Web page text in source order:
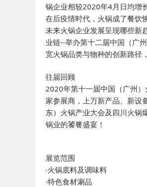
锅企业相较2020年4月日均增
在后疫情时代，火锅成了餐饮
未来火锅企业发展呈现哪些新
业链--举办第十二届中国（广
宽火锅品类与物种的创新路径
往届回顾
2020年第十一届中国（广州
家参展商，上万新产品、新设
东）火锅产业大会及四川火锅
锅业的饕餮盛宴！
展览范围
·火锅底料及调味料
·特色食材涮品